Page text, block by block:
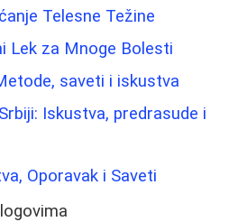
Telesne Težine
Lek za Mnoge Bolesti
saveti i iskustva
Iskustva, predrasude i
Oporavak i Saveti